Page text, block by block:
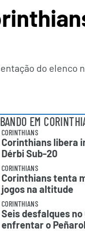
do elenco
EM
CORINTHIANS
Corinthians libera
Dérbi Sub-20
CORINTHIANS
Corinthians tenta
jogos na altitude
CORINTHIANS
Seis desfalques
enfrentar o Peñarol